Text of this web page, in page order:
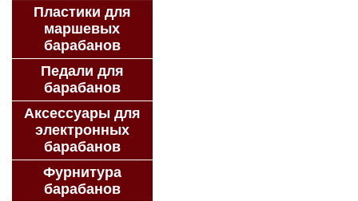
Пластики для
маршевых
барабанов
Педали для
барабанов
Аксессуары для
электронных
барабанов
Фурнитура
барабанов